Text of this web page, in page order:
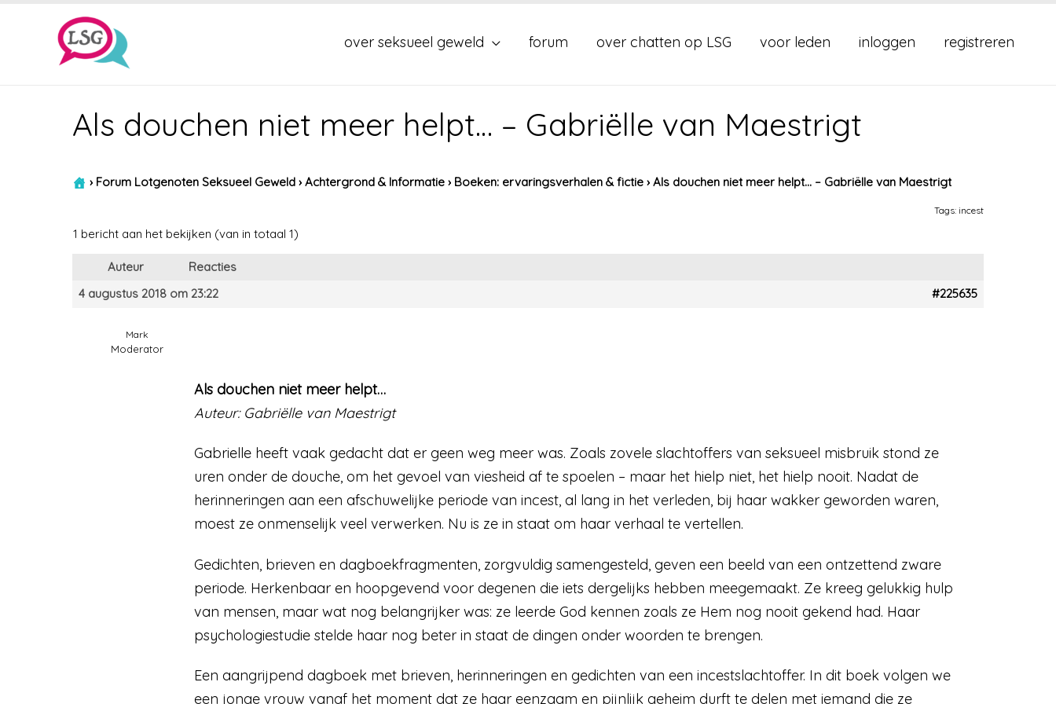
over seksueel geweld forum over chatten op LSG voor leden inloggen registreren
Als douchen niet meer helpt… – Gabriëlle van Maestrigt
› Forum Lotgenoten Seksueel Geweld › Achtergrond & Informatie › Boeken: ervaringsverhalen & fictie › Als douchen niet meer helpt… – Gabriëlle van Maestrigt
Tags: incest
1 bericht aan het bekijken (van in totaal 1)
Auteur
Reacties
4 augustus 2018 om 23:22
#225635
Mark
Moderator
Als douchen niet meer helpt…
Auteur: Gabriëlle van Maestrigt
Gabrielle heeft vaak gedacht dat er geen weg meer was. Zoals zovele slachtoffers van seksueel misbruik stond ze
uren onder de douche, om het gevoel van viesheid af te spoelen – maar het hielp niet, het hielp nooit. Nadat de
herinneringen aan een afschuwelijke periode van incest, al lang in het verleden, bij haar wakker geworden waren,
moest ze onmenselijk veel verwerken. Nu is ze in staat om haar verhaal te vertellen.
Gedichten, brieven en dagboekfragmenten, zorgvuldig samengesteld, geven een beeld van een ontzettend zware
periode. Herkenbaar en hoopgevend voor degenen die iets dergelijks hebben meegemaakt. Ze kreeg gelukkig hulp
van mensen, maar wat nog belangrijker was: ze leerde God kennen zoals ze Hem nog nooit gekend had. Haar
psychologiestudie stelde haar nog beter in staat de dingen onder woorden te brengen.
Een aangrijpend dagboek met brieven, herinneringen en gedichten van een incestslachtoffer. In dit boek volgen we
een jonge vrouw vanaf het moment dat ze haar eenzaam en pijnlijk geheim durft te delen met iemand die ze